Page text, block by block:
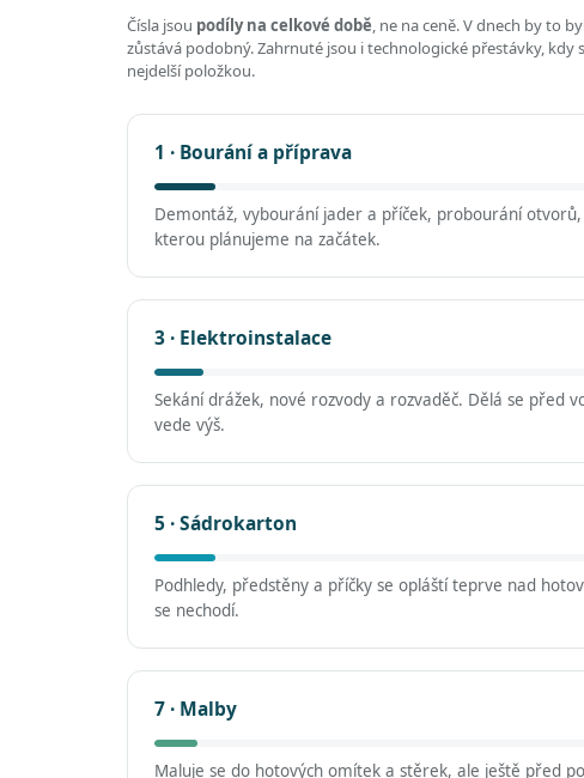
Čísla jsou podíly na celkové době, ne na ceně. V dnech by to
zůstává podobný. Zahrnuté jsou i technologické přestávky, kdy
nejdelší položkou.
1 · Bourání a příprava
Demontáž, vybourání jader a příček, probourání otvorů,
kterou plánujeme na začátek.
3 · Elektroinstalace
Sekání drážek, nové rozvody a rozvaděč. Dělá se před
vede výš.
5 · Sádrokarton
Podhledy, předstěny a příčky se opláští teprve nad
se nechodí.
7 · Malby
Maluje se do hotových omítek a stěrek, ale ještě před